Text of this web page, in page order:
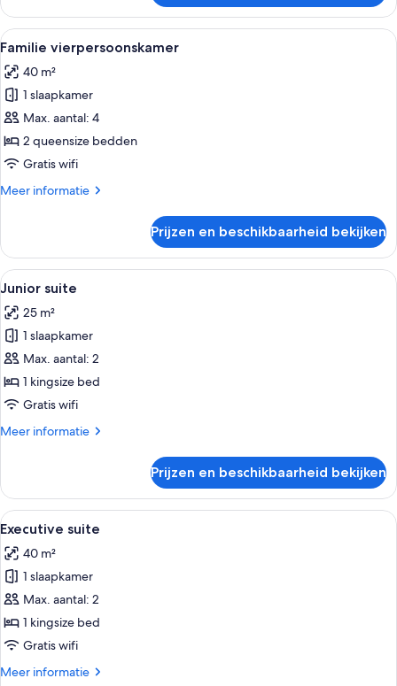
kamer
Alle
foto's
voor
Familie
vierpersoonskamer
laden
Een moderne hotelkamer met een
4
Familie vierpersoonskamer
40 m²
1 slaapkamer
Max. aantal: 4
2 queensize bedden
Gratis wifi
Meer informatie
Meer
vierpersoonskamer
Prijzen en beschikbaarheid bekijken
Alle
foto's
voor
Junior
suite
laden
Een moderne slaapkamer met een
4
Junior suite
25 m²
1 slaapkamer
Max. aantal: 2
1 kingsize bed
Gratis wifi
Meer informatie
Meer
suite
Prijzen en beschikbaarheid bekijken
Alle
foto's
voor
Executive
suite
laden
Een moderne slaapkamer met een
5
Executive suite
40 m²
1 slaapkamer
Max. aantal: 2
1 kingsize bed
Gratis wifi
Meer informatie
Meer